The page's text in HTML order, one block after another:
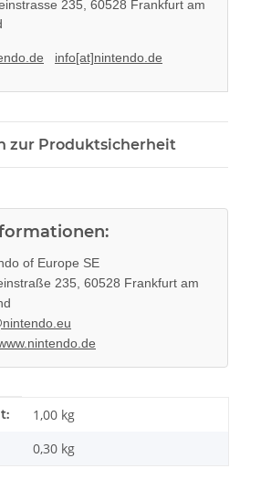
235, 60528 Frankfurt am
info[at]nintendo.de
zur Produktsicherheit
of Europe SE
235, 60528 Frankfurt am
1,00 kg
0,30 kg